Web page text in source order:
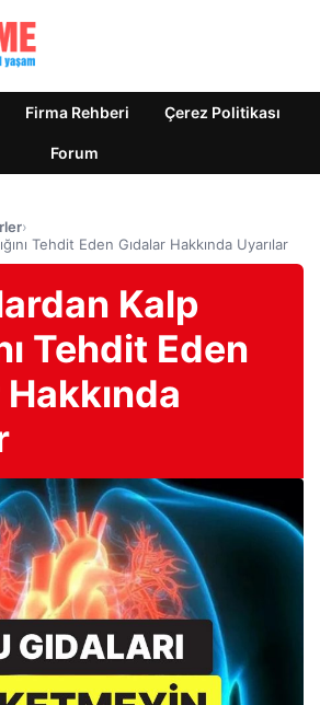
Firma Rehberi Çerez Politikası
Forum
›
Tehdit Eden Gıdalar Hakkında Uyarılar
Kalp
Tehdit Eden